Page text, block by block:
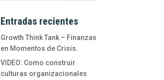
Entradas recientes
Growth Think Tank – Finanzas
en Momentos de Crisis.
VIDEO: Como construir
culturas organizacionales